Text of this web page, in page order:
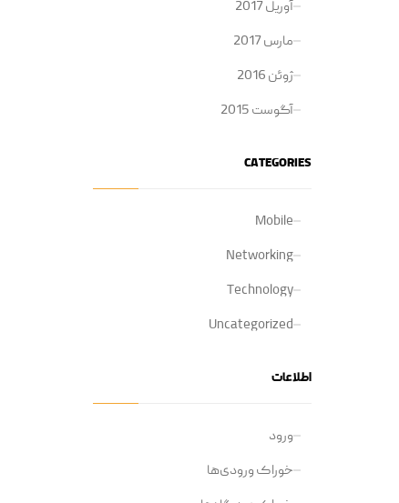
آوریل 2017
مارس 2017
ژوئن 2016
آگوست 2015
CATEGORIES
Mobile
Networking
Technology
Uncategorized
اطلاعات
ورود
خوراک ورودی‌ها